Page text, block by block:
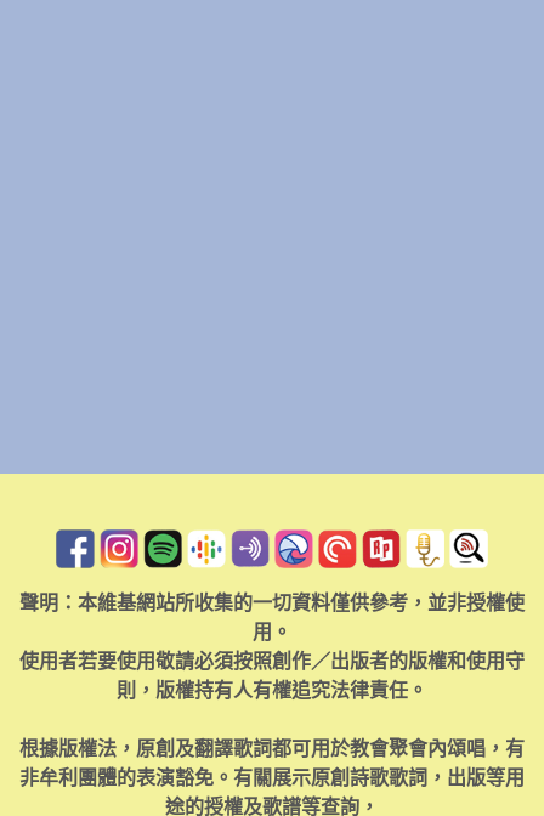
聲明：本維基網站所收集的一切資料僅供參考，並非授權使
用。
使用者若要使用敬請必須按照創作／出版者的版權和使用守
則，版權持有人有權追究法律責任。
根據版權法，原創及翻譯歌詞都可用於教會聚會內頌唱，有
非牟利團體的表演豁免。有關展示原創詩歌歌詞，出版等用
途的授權及歌譜等查詢，